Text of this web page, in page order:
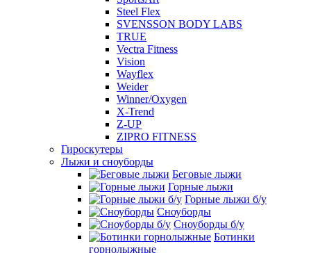
Steel Flex
SVENSSON BODY LABS
TRUE
Vectra Fitness
Vision
Wayflex
Weider
Winner/Oxygen
X-Trend
Z-UP
ZIPRO FITNESS
Гироскутеры
Лыжи и сноуборды
Беговые лыжи
Горные лыжи
Горные лыжи б/у
Сноуборды
Сноуборды б/у
Ботинки
горнолыжные